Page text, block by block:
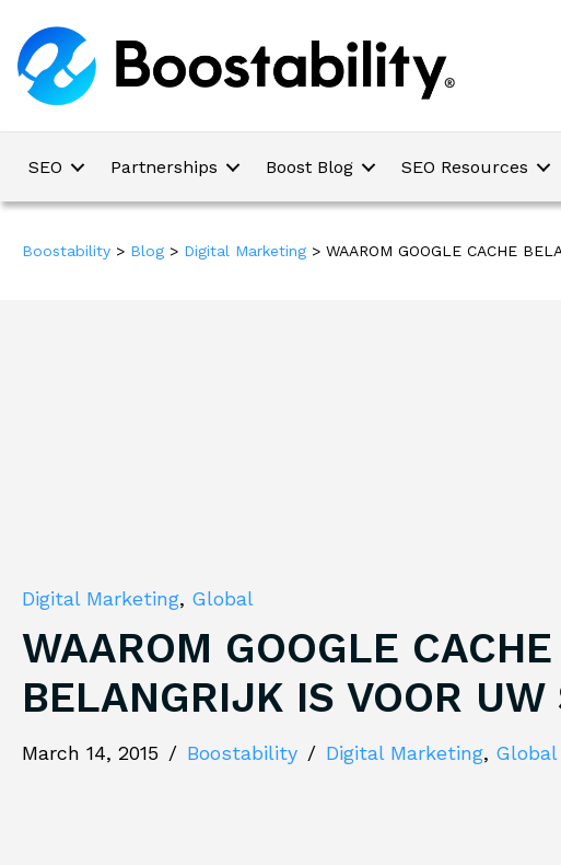
SEO Partnerships Boost Blog SEO Resources
Boostability > Blog > Digital Marketing > WAAROM GOOGLE CACHE
Digital Marketing, Global
WAAROM GOOGLE CACHE
BELANGRIJK IS VOOR UW
March 14, 2015 / Boostability / Digital Marketing, Global